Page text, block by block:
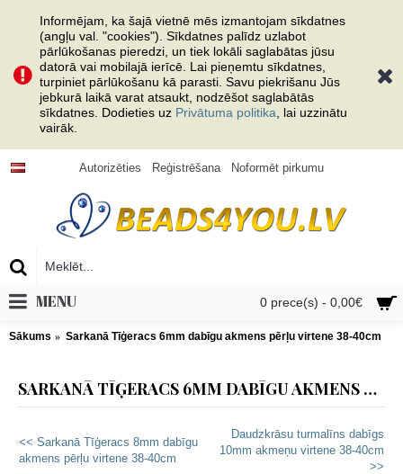
Informējam, ka šajā vietnē mēs izmantojam sīkdatnes
(angļu val. "cookies"). Sīkdatnes palīdz uzlabot
pārlūkošanas pieredzi, un tiek lokāli saglabātas jūsu
datorā vai mobilajā ierīcē. Lai pieņemtu sīkdatnes,
turpiniet pārlūkošanu kā parasti. Savu piekrišanu Jūs
jebkurā laikā varat atsaukt, nodzēšot saglabātās
sīkdatnes. Dodieties uz Privātuma politika , lai uzzinātu
vairāk.
Autorizēties Reģistrēšana Noformēt pirkumu
0 prece(s) - 0,00€
MENU
Sākums Sarkanā Tīģeracs 6mm dabīgu akmens pērļu virtene 38-40cm
SARKANĀ TĪĢERACS 6MM DABĪGU AKMENS PĒRĻU VIRTENE 38-40CM
<< Sarkanā Tīģeracs 8mm dabīgu
akmens pērļu virtene 38-40cm
Daudzkrāsu turmalīns dabīgs
10mm akmeņu virtene 38-40cm
>>